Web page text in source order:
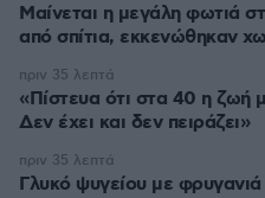
Μαίνεται η μεγάλη φωτιά
από σπίτια, εκκενώθηκαν
«Πίστευα ότι στα 40 η ζωή
Δεν έχει και δεν πειράζει»
πριν 35 λεπτά
Γλυκό ψυγείου με
πριν 35 λεπτά